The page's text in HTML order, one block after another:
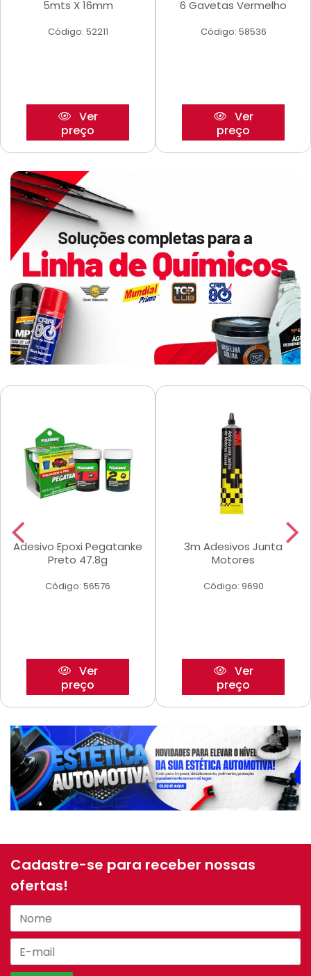
5mts X 16mm
Código: 52211
Ver
preço
6 Gavetas Vermelho
Código: 58536
Ver
preço
Adesivo Epoxi Pegatanke
Preto 47.8g
Código: 56576
Ver
preço
3m Adesivos Junta
Motores
Código: 9690
Ver
preço
Cadastre-se para receber nossas
ofertas!